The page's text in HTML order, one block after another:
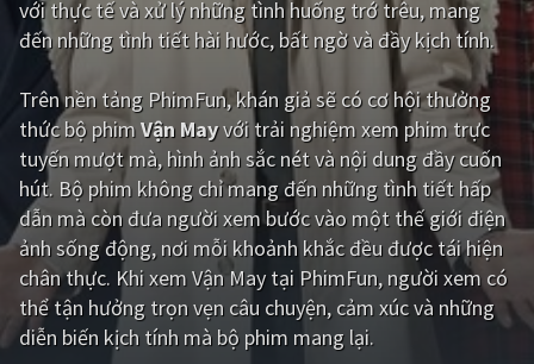
Giật gân Gia đình
Bí ẩn Lịch sử
Viễn Tây Tiểu sử
GameShow DramaTV
QUỐC GIA
Âu - Mỹ Trung Quốc - Hồng Kông
Hàn Quốc Nhật Bản
với thực tế và xử lý những tình huống trớ trêu, mang
đến những tình tiết hài hước, bất ngờ và đầy kịch tính.
Trên nền tảng PhimFun, khán giả sẽ có cơ hội thưởng
thức bộ phimVận Mayvới trải nghiệm xem phim trực
tuyến mượt mà, hình ảnh sắc nét và nội dung đầy cuốn
hút. Bộ phim không chỉ mang đến những tình tiết hấp
dẫn mà còn đưa người xem bước vào một thế giới điện
ảnh sống động, nơi mỗi khoảnh khắc đều được tái hiện
chân thực. Khi xem Vận May tại PhimFun, người xem có
thể tận hưởng trọn vẹn câu chuyện, cảm xúc và những
diễn biến kịch tính mà bộ phim mang lại.